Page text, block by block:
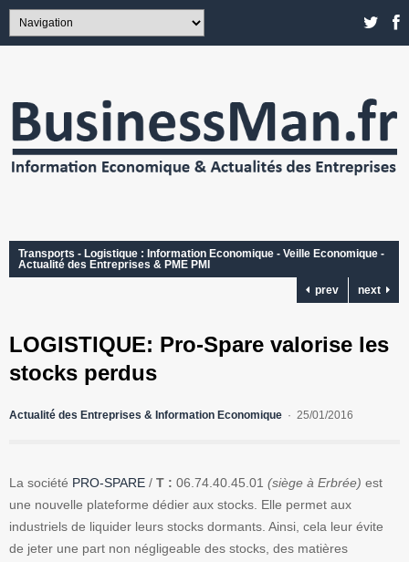
Transports - Logistique : Information Economique - Veille Economique -
Actualité des Entreprises & PME PMI
prev
next
LOGISTIQUE: Pro-Spare valorise les
stocks perdus
Actualité des Entreprises & Information Economique 25/01/2016
La société PRO-SPARE / T : 06.74.40.45.01 (siège à Erbrée) est
une nouvelle plateforme dédier aux stocks. Elle permet aux
industriels de liquider leurs stocks dormants. Ainsi, cela leur évite
de jeter une part non négligeable des stocks, des matières